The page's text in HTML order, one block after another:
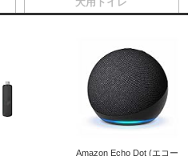
Amazon Echo Dot (エコー
犬用トイレ